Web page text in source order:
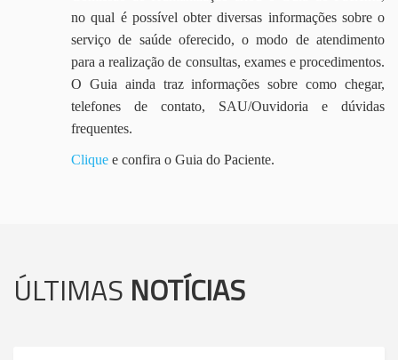
no qual é possível obter diversas informações sobre o
serviço de saúde oferecido, o modo de atendimento
para a realização de consultas, exames e procedimentos.
O Guia ainda traz informações sobre como chegar,
telefones de contato, SAU/Ouvidoria e dúvidas
frequentes.
Clique e confira o Guia do Paciente.
ÚLTIMAS NOTÍCIAS